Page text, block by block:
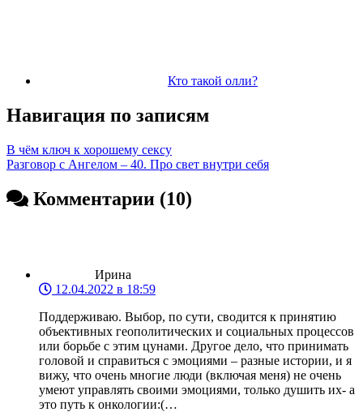
Кто такой олли?
Навигация по записям
В чём ключ к хорошему сексу
Разговор с Ангелом – 40. Про свет внутри себя
Комментарии (10)
Ирина
12.04.2022 в 18:59
Поддерживаю. Выбор, по сути, сводится к принятию
объективных геополитических и социальных процессов
или борьбе с этим цунами. Другое дело, что принимать
головой и справиться с эмоциями – разные истории, и я
вижу, что очень многие люди (включая меня) не очень
умеют управлять своими эмоциями, только душить их- а
это путь к онкологии:(…